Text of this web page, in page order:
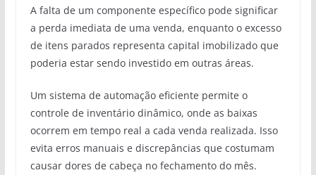
A falta de um componente específico pode significar
a perda imediata de uma venda, enquanto o excesso
de itens parados representa capital imobilizado que
poderia estar sendo investido em outras áreas.
Um sistema de automação eficiente permite o
controle de inventário dinâmico, onde as baixas
ocorrem em tempo real a cada venda realizada. Isso
evita erros manuais e discrepâncias que costumam
causar dores de cabeça no fechamento do mês.